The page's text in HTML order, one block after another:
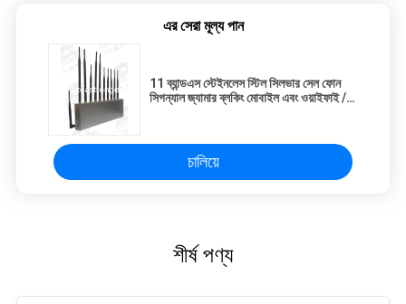
এর সেরা মূল্য পান
11 ব্যান্ডএস স্টেইনলেস স্টিল সিলভার সেল ফোন
সিগন্যাল জ্যামার ব্লকিং মোবাইল এবং ওয়াইফাই /
চালিয়ে
শীর্ষ পণ্য